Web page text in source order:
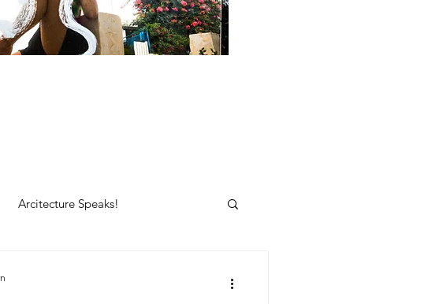
Arcitecture Speaks!